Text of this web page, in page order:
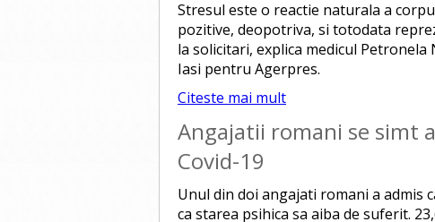
Stresul este o reactie naturala a
pozitive, deopotriva, si totodata
la solicitari, explica medicul
Iasi pentru Agerpres.
Citeste mai mult
Angajatii romani se simt
Covid-19
Unul din doi angajati romani a admis
ca starea psihica sa aiba de suferit.